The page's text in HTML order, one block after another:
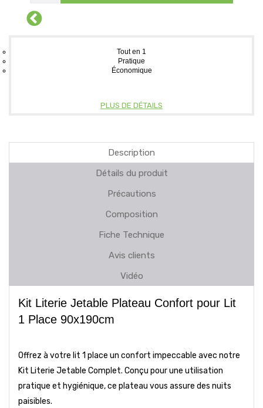
Tout en 1
Pratique
Économique
PLUS DE DÉTAILS
Description
Détails du produit
Précautions
Composition
Fiche Technique
Avis clients
Vidéo
Kit Literie Jetable Plateau Confort pour Lit
1 Place 90x190cm
Offrez à votre lit 1 place un confort impeccable avec notre
Kit Literie Jetable Complet. Conçu pour une utilisation
pratique et hygiénique, ce plateau vous assure des nuits
paisibles.